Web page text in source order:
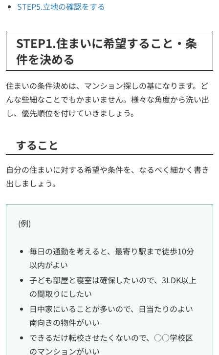
STEP5.立地の確認をする
STEP1.住まいに希望すること・条
件を決める
住まいの条件決めは、マンション探しの基になります。ど
んな些細なことでもかまいません。様々な角度から洗い出
し、優先順位を付けていきましょう。
すること
自分の住まいに対する希望や条件を、なるべく細かく書き
出しましょう。
(例)
毎日の通勤を考えると、最寄り駅まで徒歩10分
以内がよい
子ども部屋と寝室は確保したいので、3LDK以上
の間取りにしたい
日中家にいることが多いので、日当たりのよい
南向きの物件がいい
できるだけ転校させたくないので、○○学校区
のマンションがいい